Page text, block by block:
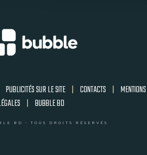
PUBLICITÉS SUR LE SITE | CONTACTS | MENTIONS
| BUBBLE BD
BD - TOUS DROITS RÉSERVÉS